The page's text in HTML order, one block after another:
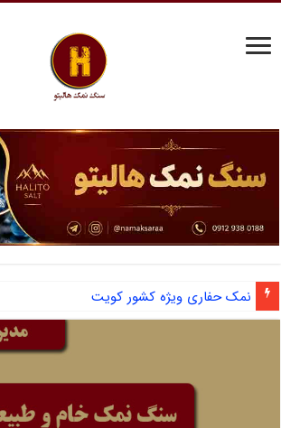
نمک حفاری ویژه کشور کویت
آشنایی با نمک دانه شکری و مزایای صادرات